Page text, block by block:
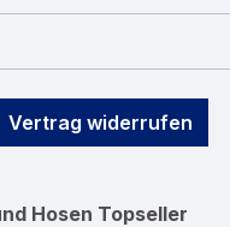
Vertrag widerrufen
Hosen Topseller